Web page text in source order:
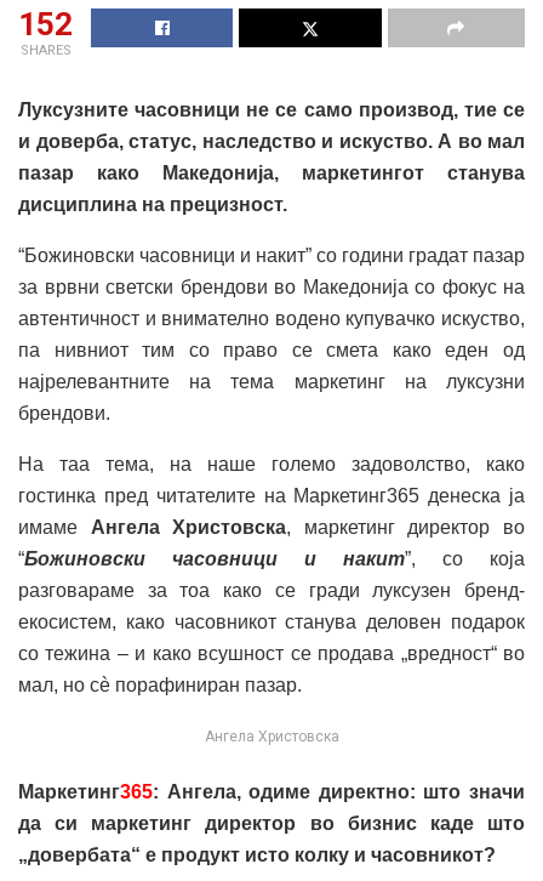
152
SHARES
Луксузните часовници не се само производ, тие се
и доверба, статус, наследство и искуство. А во мал
пазар како Македонија, маркетингот станува
дисциплина на прецизност.
“Божиновски часовници и накит” со години градат пазар
за врвни светски брендови во Македонија со фокус на
автентичност и внимателно водено купувачко искуство,
па нивниот тим со право се смета како еден од
најрелевантните на тема маркетинг на луксузни
брендови.
На таа тема, на наше големо задоволство, како
гостинка пред читателите на Маркетинг365 денеска ја
имаме Ангела Христовска, маркетинг директор во
“Божиновски часовници и накит”, со која
разговараме за тоа како се гради луксузен бренд-
екосистем, како часовникот станува деловен подарок
со тежина – и како всушност се продава „вредност“ во
мал, но сè порафиниран пазар.
Ангела Христовска
Маркетинг365: Ангела, одиме директно: што значи
да си маркетинг директор во бизнис каде што
„довербата“ е продукт исто колку и часовникот?